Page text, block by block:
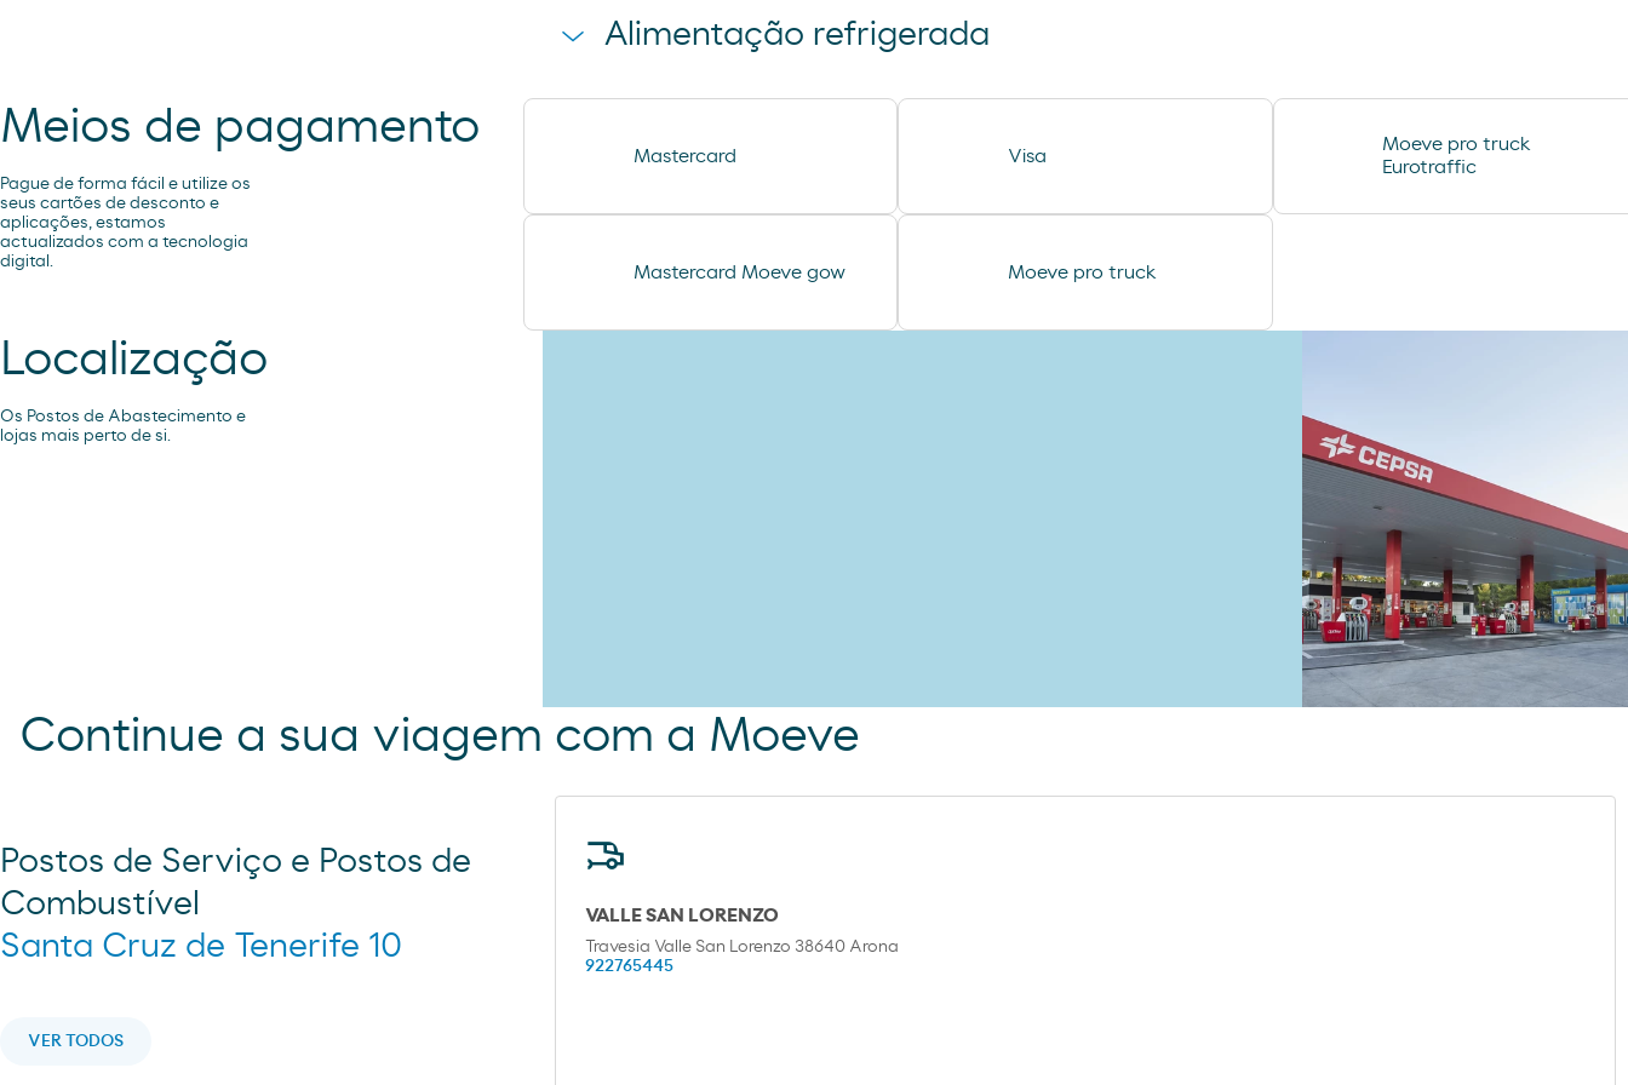
preservativos control
Alimentação refrigerada
jamon curado navidul
Meios de pagamento
Pague de forma fácil e utilize os
seus cartões de desconto e
aplicações, estamos
actualizados com a tecnologia
digital.
Mastercard Visa
Moeve pro truck
Eurotraffic
Mastercard Moeve gow Moeve pro truck
Localização
Os Postos de Abastecimento e
lojas mais perto de si.
Continue a sua viagem com a Moeve
Postos de Serviço e Postos de
Combustível
Santa Cruz de Tenerife 10
VER TODOS
VALLE SAN LORENZO
Travesia Valle San Lorenzo 38640 Arona
922765445